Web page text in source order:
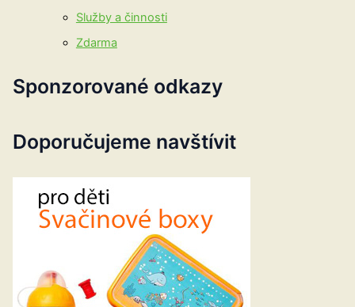
Služby a činnosti
Zdarma
Sponzorované odkazy
Doporučujeme navštívit